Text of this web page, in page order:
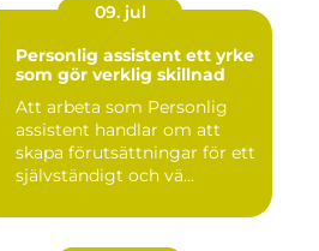
09. jul
Personlig assistent ett yrke
som gör verklig skillnad
Att arbeta som Personlig
assistent handlar om att
skapa förutsättningar för ett
självständigt och vä...